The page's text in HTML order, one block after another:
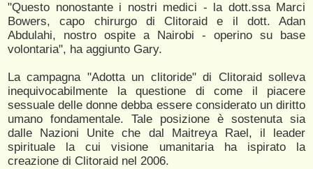
"Questo nonostante i nostri medici - la dott.ssa Marci
Bowers, capo chirurgo di Clitoraid e il dott. Adan
Abdulahi, nostro ospite a Nairobi - operino su base
volontaria", ha aggiunto Gary.
La campagna "Adotta un clitoride" di Clitoraid solleva
inequivocabilmente la questione di come il piacere
sessuale delle donne debba essere considerato un diritto
umano fondamentale. Tale posizione è sostenuta sia
dalle Nazioni Unite che dal Maitreya Rael, il leader
spirituale la cui visione umanitaria ha ispirato la
creazione di Clitoraid nel 2006.